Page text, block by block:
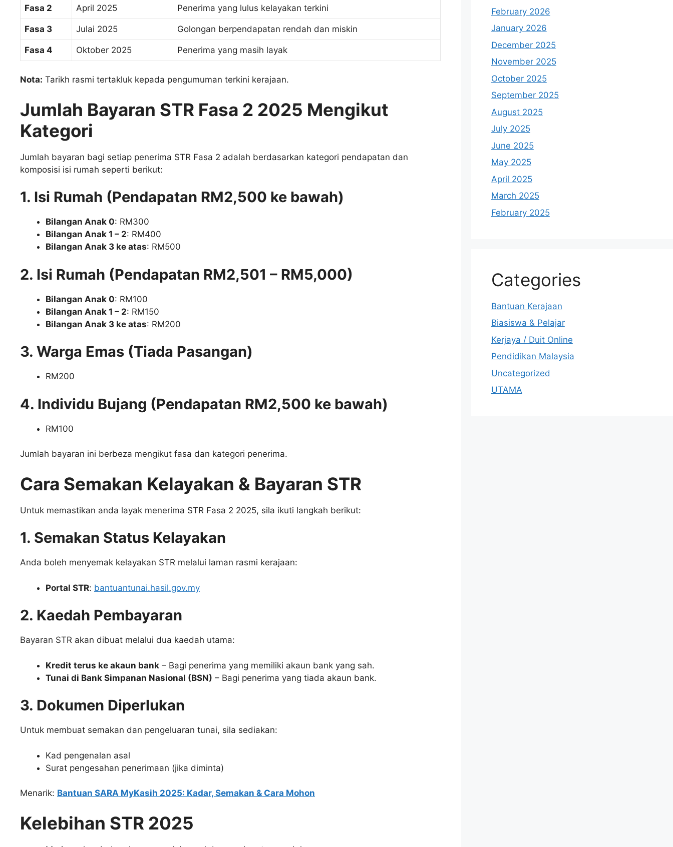
Fasa 2 April 2025 Penerima yang lulus kelayakan terkini
Fasa 3 Julai 2025 Golongan berpendapatan rendah dan miskin
Fasa 4 Oktober 2025 Penerima yang masih layak
Nota: Tarikh rasmi tertakluk kepada pengumuman terkini kerajaan.
Jumlah Bayaran STR Fasa 2 2025 Mengikut
Kategori
Jumlah bayaran bagi setiap penerima STR Fasa 2 adalah berdasarkan kategori pendapatan dan
komposisi isi rumah seperti berikut:
1. Isi Rumah (Pendapatan RM2,500 ke bawah)
Bilangan Anak 0: RM300
Bilangan Anak 1 – 2: RM400
Bilangan Anak 3 ke atas: RM500
2. Isi Rumah (Pendapatan RM2,501 – RM5,000)
Bilangan Anak 0: RM100
Bilangan Anak 1 – 2: RM150
Bilangan Anak 3 ke atas: RM200
3. Warga Emas (Tiada Pasangan)
RM200
4. Individu Bujang (Pendapatan RM2,500 ke bawah)
RM100
Jumlah bayaran ini berbeza mengikut fasa dan kategori penerima.
Cara Semakan Kelayakan & Bayaran STR
Untuk memastikan anda layak menerima STR Fasa 2 2025, sila ikuti langkah berikut:
1. Semakan Status Kelayakan
Anda boleh menyemak kelayakan STR melalui laman rasmi kerajaan:
Portal STR: bantuantunai.hasil.gov.my
2. Kaedah Pembayaran
Bayaran STR akan dibuat melalui dua kaedah utama:
Kredit terus ke akaun bank – Bagi penerima yang memiliki akaun bank yang sah.
Tunai di Bank Simpanan Nasional (BSN) – Bagi penerima yang tiada akaun bank.
3. Dokumen Diperlukan
Untuk membuat semakan dan pengeluaran tunai, sila sediakan:
Kad pengenalan asal
Surat pengesahan penerimaan (jika diminta)
Menarik: Bantuan SARA MyKasih 2025: Kadar, Semakan & Cara Mohon
Kelebihan STR 2025
February 2026
January 2026
December 2025
November 2025
October 2025
September 2025
August 2025
July 2025
June 2025
May 2025
April 2025
March 2025
February 2025
Categories
Bantuan Kerajaan
Biasiswa & Pelajar
Kerjaya / Duit Online
Pendidikan Malaysia
Uncategorized
UTAMA